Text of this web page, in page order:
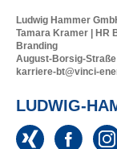
Ludwig Hammer
Tamara Kramer | HR
Branding
August-Borsig-Straße
karriere-bt@vinci-
LUDWIG-